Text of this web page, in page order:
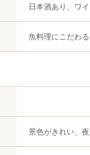
日本酒あり、ワ
魚料理にこだわる
景色がきれい、